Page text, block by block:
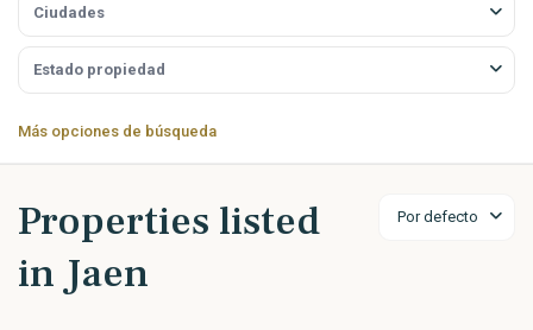
Más opciones de búsqueda
Por defecto
Properties listed
in Jaen